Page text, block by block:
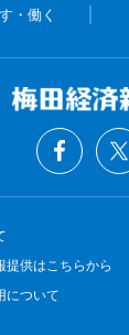
・働く
提供はこちらから
について